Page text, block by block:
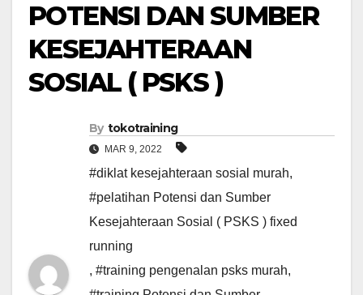
POTENSI DAN SUMBER
KESEJAHTERAAN
SOSIAL ( PSKS )
By tokotraining
MAR 9, 2022
#diklat kesejahteraan sosial murah,
#pelatihan Potensi dan Sumber
Kesejahteraan Sosial ( PSKS ) fixed
running
, #training pengenalan psks murah,